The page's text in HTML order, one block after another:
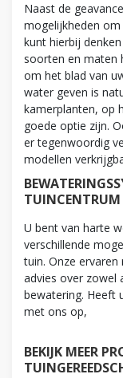
Naast de
mogelijkheden
kunt hierbij
soorten en maten
om het blad van
water geven is
kamerplanten, op
goede optie zijn.
er tegenwoordig
modellen
TUINCENTRUM
U bent van harte
verschillende
tuin. Onze
advies over zowel
bewatering. Heeft
met ons op,
BEKIJK MEER